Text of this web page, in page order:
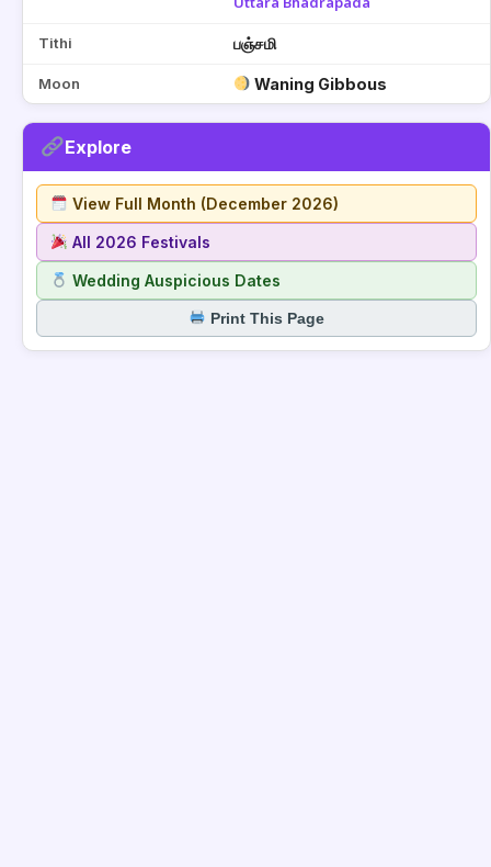
Uttara Bhadrapada
Tithi பஞ்சமி
Moon Waning Gibbous
Explore
View Full Month (December 2026)
All 2026 Festivals
Wedding Auspicious Dates
Print This Page